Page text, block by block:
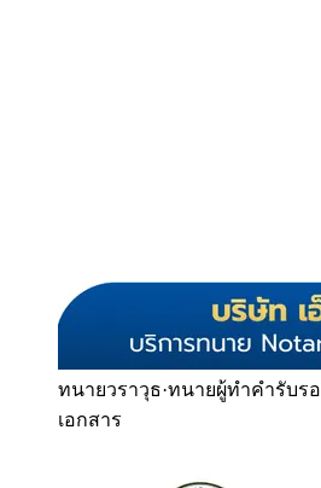
ทนายวราวุธ·ทนายผู้ทำคำรับร
เอกสาร